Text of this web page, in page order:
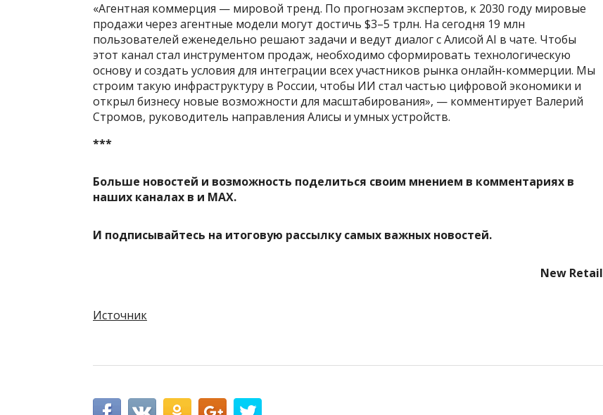
«Агентная коммерция — мировой тренд. По прогнозам экспертов, к 2030 году мировые
продажи через агентные модели могут достичь $3–5 трлн. На сегодня 19 млн
пользователей еженедельно решают задачи и ведут диалог с Алисой AI в чате. Чтобы
этот канал стал инструментом продаж, необходимо сформировать технологическую
основу и создать условия для интеграции всех участников рынка онлайн-коммерции. Мы
строим такую инфраструктуру в России, чтобы ИИ стал частью цифровой экономики и
открыл бизнесу новые возможности для масштабирования», — комментирует Валерий
Стромов, руководитель направления Алисы и умных устройств.
***
Больше новостей и возможность поделиться своим мнением в комментариях в
наших каналах в и MAX.
И подписывайтесь на итоговую рассылку самых важных новостей.
New Retail
Источник